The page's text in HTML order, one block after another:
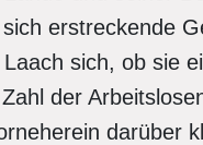
erstreckende
sich, ob sie
der
darüber